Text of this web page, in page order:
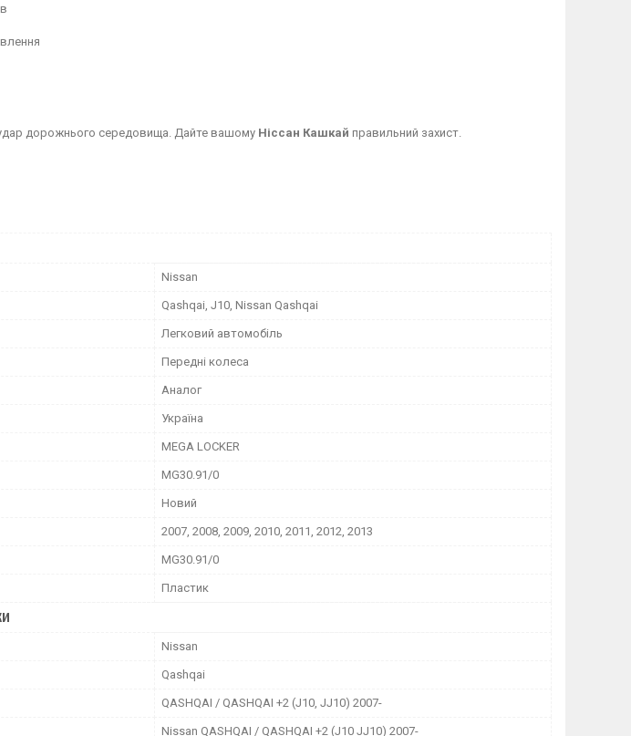
дорожнього середовища. Дайте вашому Ніссан Кашкай правильний захист.
Nissan
Qashqai, J10, Nissan Qashqai
Легковий автомобіль
Передні колеса
Аналог
Україна
MEGA LOCKER
MG30.91/0
Новий
2007, 2008, 2009, 2010, 2011, 2012, 2013
MG30.91/0
Пластик
Nissan
Qashqai
QASHQAI / QASHQAI +2 (J10, JJ10) 2007-
Nissan QASHQAI / QASHQAI +2 (J10 JJ10) 2007-